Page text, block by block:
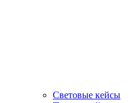
Световые кейсы